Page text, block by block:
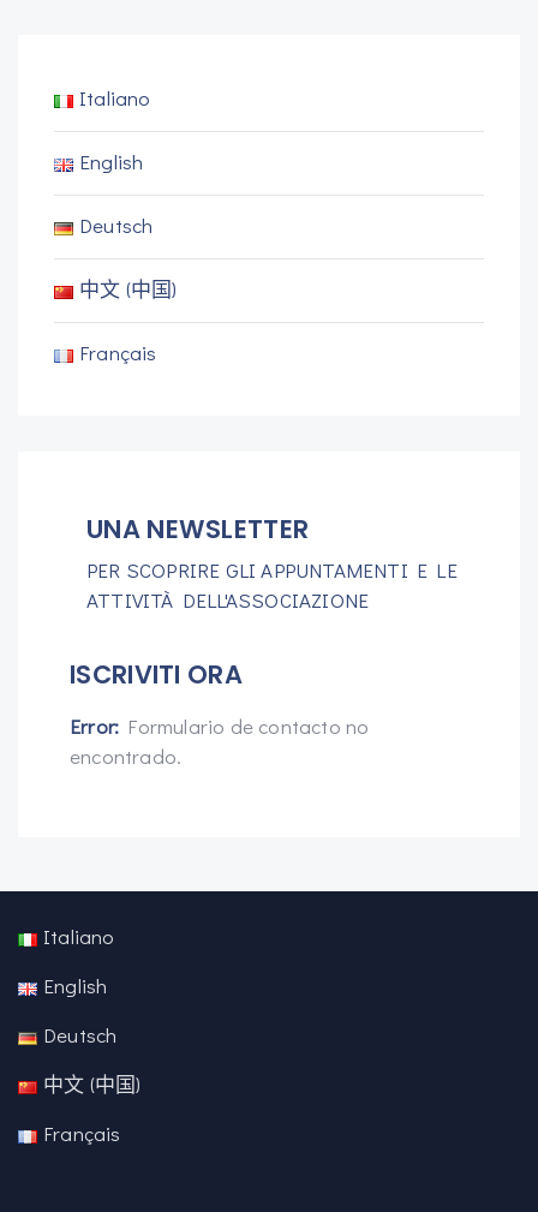
Italiano
English
Deutsch
中文 (中国)
Français
UNA NEWSLETTER
PER SCOPRIRE GLI APPUNTAMENTI E LE
ATTIVITÀ DELL'ASSOCIAZIONE
ISCRIVITI ORA
Error: Formulario de contacto no
encontrado.
Italiano
English
Deutsch
中文 (中国)
Français